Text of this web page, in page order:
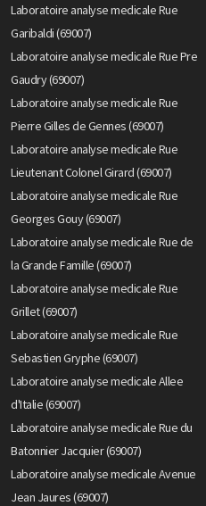
Laboratoire analyse medicale Rue
Garibaldi (69007)
Laboratoire analyse medicale Rue Pre
Gaudry (69007)
Laboratoire analyse medicale Rue
Pierre Gilles de Gennes (69007)
Laboratoire analyse medicale Rue
Lieutenant Colonel Girard (69007)
Laboratoire analyse medicale Rue
Georges Gouy (69007)
Laboratoire analyse medicale Rue de
la Grande Famille (69007)
Laboratoire analyse medicale Rue
Grillet (69007)
Laboratoire analyse medicale Rue
Sebastien Gryphe (69007)
Laboratoire analyse medicale Allee
d'Italie (69007)
Laboratoire analyse medicale Rue du
Batonnier Jacquier (69007)
Laboratoire analyse medicale Avenue
Jean Jaures (69007)